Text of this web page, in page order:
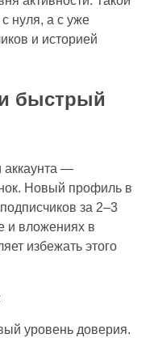
нуля, а с уже
и историей
быстрый
аккаунта —
Новый профиль в
за 2–3
и вложениях в
избежать этого
уровень доверия.